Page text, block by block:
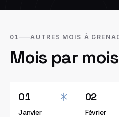
01 AUTRES MOIS À
Mois par mois
01
Janvier
02
Février